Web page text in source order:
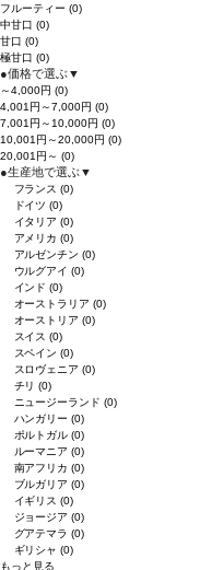
フルーティー (0)
中甘口 (0)
甘口 (0)
極甘口 (0)
●価格で選ぶ▼
～4,000円 (0)
4,001円～7,000円 (0)
7,001円～10,000円 (0)
10,001円～20,000円 (0)
20,001円～ (0)
●生産地で選ぶ▼
フランス(0)
ドイツ(0)
イタリア(0)
アメリカ(0)
アルゼンチン(0)
ウルグアイ(0)
インド(0)
オーストラリア(0)
オーストリア(0)
スイス(0)
スペイン(0)
スロヴェニア(0)
チリ(0)
ニュージーランド(0)
ハンガリー(0)
ポルトガル(0)
ルーマニア(0)
南アフリカ(0)
ブルガリア(0)
イギリス(0)
ジョージア(0)
グアテマラ(0)
ギリシャ(0)
もっと見る